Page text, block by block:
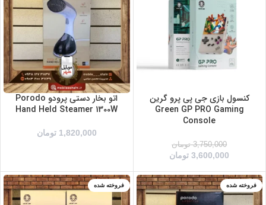
کنسول بازی جی پی پرو گرین
Green GP PRO Gaming
Console
3,750,000 تومان
3,600,000 تومان
زرد/مشکی
صورتی
اتو بخار دستی پرودو Porodo
Hand Held Steamer 1300W
1,820,000 تومان
فروخته شده
فروخته شده
سبز